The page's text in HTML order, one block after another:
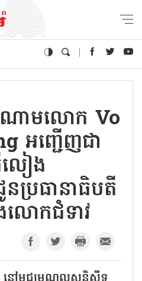
តណាមលោក Vo
អញ្ជើញ​ជា
លៀង
រធានាធិបតី
ោកជំទាវ